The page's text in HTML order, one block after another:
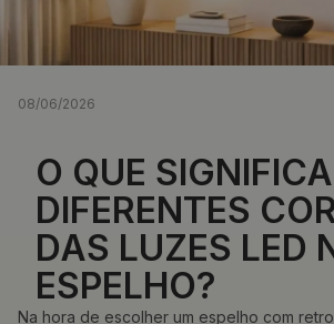
08/06/2026
O QUE
DIFERENTES
DAS LUZES LED
ESPELHO?
Na hora de escolher um espelho com